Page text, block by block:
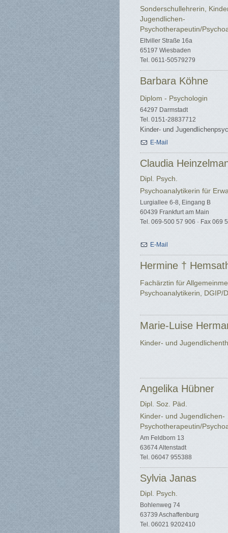
Sonderschullehrerin,
Jugendlichen-
Psychotherapeutin/
Eltviller Straße 16a
65197 Wiesbaden
Tel. 0611-50579279
Barbara Köhne
Diplom - Psychologin
64297 Darmstadt
Tel. 0151-28837712
Kinder- und
E-Mail
Claudia
Dipl. Psych.
Psychoanalytikerin für
Lurgiallee 6-8, Eingang B
60439 Frankfurt am Main
Tel. 069-500 57 906 · Fax 069
E-Mail
Hermine †
Fachärztin für
Psychoanalytikerin, DGIP/
Marie-Luise
Kinder- und
Angelika Hübner
Dipl. Soz. Päd.
Kinder- und Jugendlichen-
Psychotherapeutin/
Am Feldborn 13
63674 Altenstadt
Tel. 06047 955388
Sylvia Janas
Dipl. Psych.
Bohlenweg 74
63739 Aschaffenburg
Tel. 06021 9202410